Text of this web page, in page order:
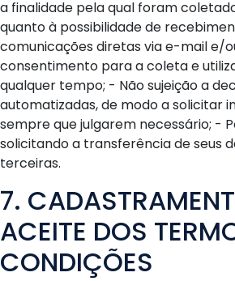
a finalidade pela qual foram
quanto à possibilidade de
comunicações diretas via e-mail e/
consentimento para a coleta e
qualquer tempo; - Não sujeição a
automatizadas, de modo a solicitar
sempre que julgarem necessário; -
solicitando a transferência de seus
terceiras.
7.
ACEITE DOS
CONDIÇÕES